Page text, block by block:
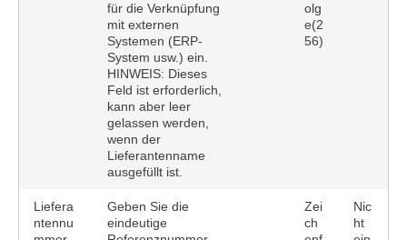
für die Verknüpfung
mit externen
Systemen (ERP-
System usw.) ein.
HINWEIS: Dieses
Feld ist erforderlich,
kann aber leer
gelassen werden,
wenn der
Lieferantenname
ausgefüllt ist.
olg
e(2
56)
Liefera
ntennu
Geben Sie die
eindeutige
Zei
ch
Nic
ht